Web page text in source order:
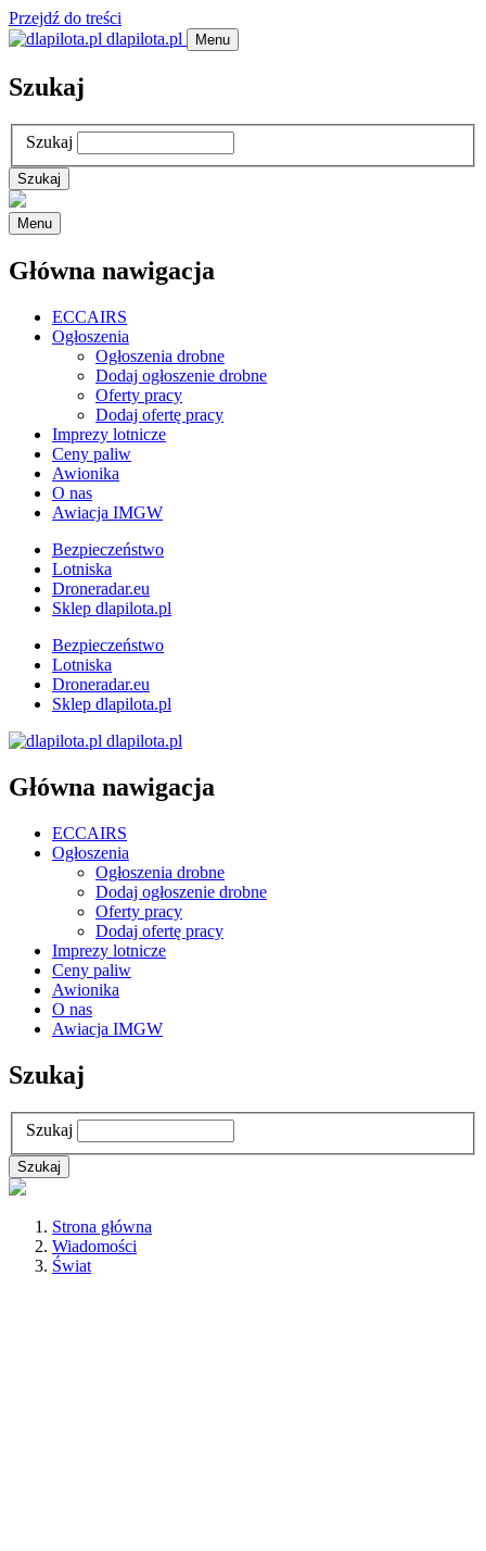
Przejdź do treści
dlapilota.pl
Menu
Szukaj
Szukaj
Menu
Główna nawigacja
ECCAIRS
Ogłoszenia
Ogłoszenia drobne
Dodaj ogłoszenie drobne
Oferty pracy
Dodaj ofertę pracy
Imprezy lotnicze
Ceny paliw
Awionika
O nas
Awiacja IMGW
Bezpieczeństwo
Lotniska
Droneradar.eu
Sklep dlapilota.pl
Bezpieczeństwo
Lotniska
Droneradar.eu
Sklep dlapilota.pl
dlapilota.pl
Główna nawigacja
ECCAIRS
Ogłoszenia
Ogłoszenia drobne
Dodaj ogłoszenie drobne
Oferty pracy
Dodaj ofertę pracy
Imprezy lotnicze
Ceny paliw
Awionika
O nas
Awiacja IMGW
Szukaj
Szukaj
Strona główna
Wiadomości
Świat